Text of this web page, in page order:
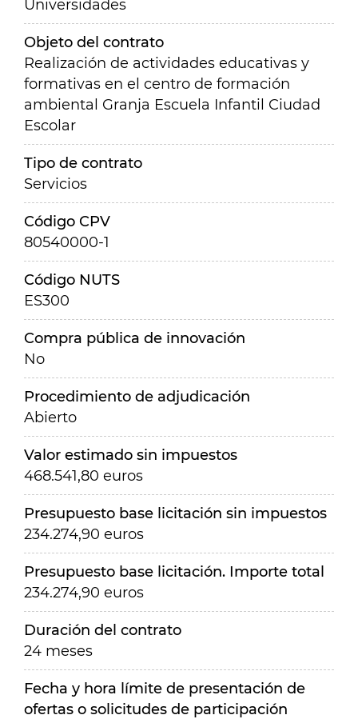
Universidades
Objeto del contrato
Realización de actividades educativas y
formativas en el centro de formación
ambiental Granja Escuela Infantil Ciudad
Escolar
Tipo de contrato
Servicios
Código CPV
80540000-1
Código NUTS
ES300
Compra pública de innovación
No
Procedimiento de adjudicación
Abierto
Valor estimado sin impuestos
468.541,80 euros
Presupuesto base licitación sin impuestos
234.274,90 euros
Presupuesto base licitación. Importe total
234.274,90 euros
Duración del contrato
24 meses
Fecha y hora límite de presentación de
ofertas o solicitudes de participación